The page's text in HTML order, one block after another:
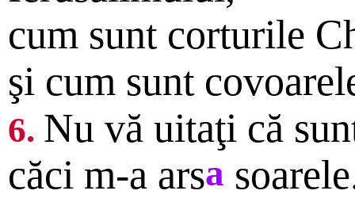
cum sunt corturile
şi cum sunt
6. Nu vă uitaţi că
căci m-a arsa